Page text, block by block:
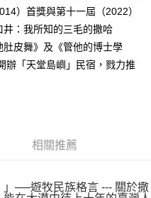
）首獎與第十一屆（2022）
：我所知的三毛的撒哈
皮舞》及《管他的博士學
辦「天堂島嶼」民宿，戮力推
相關推薦
」──遊牧民族格言 --- 關於撒